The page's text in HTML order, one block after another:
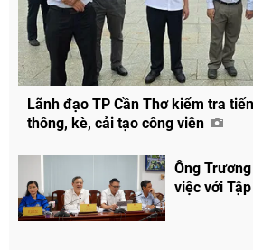
Lãnh đạo TP Cần Thơ kiểm tra
thông, kè, cải tạo công viên
Ông
việc với